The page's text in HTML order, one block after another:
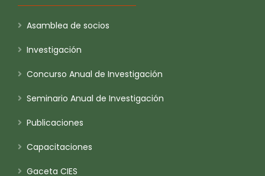
Asamblea de socios
Investigación
Concurso Anual de Investigación
Seminario Anual de Investigación
Publicaciones
Capacitaciones
Gaceta CIES